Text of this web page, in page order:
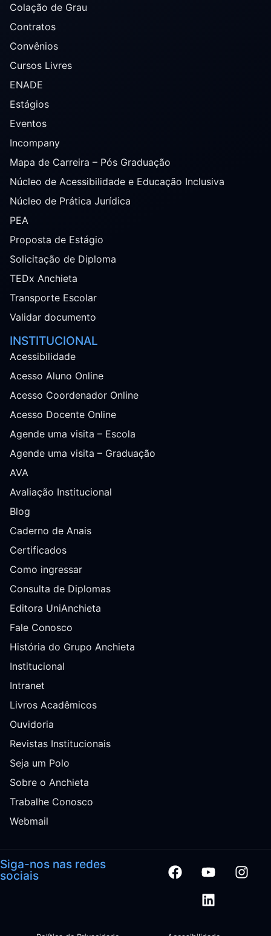
Colação de Grau
Contratos
Convênios
Cursos Livres
ENADE
Estágios
Eventos
Incompany
Mapa de Carreira – Pós Graduação
Núcleo de Acessibilidade e Educação Inclusiva
Núcleo de Prática Jurídica
PEA
Proposta de Estágio
Solicitação de Diploma
TEDx Anchieta
Transporte Escolar
Validar documento
INSTITUCIONAL
Acessibilidade
Acesso Aluno Online
Acesso Coordenador Online
Acesso Docente Online
Agende uma visita – Escola
Agende uma visita – Graduação
AVA
Avaliação Institucional
Blog
Caderno de Anais
Certificados
Como ingressar
Consulta de Diplomas
Editora UniAnchieta
Fale Conosco
História do Grupo Anchieta
Institucional
Intranet
Livros Acadêmicos
Ouvidoria
Revistas Institucionais
Seja um Polo
Sobre o Anchieta
Trabalhe Conosco
Webmail
Siga-nos nas redes
sociais